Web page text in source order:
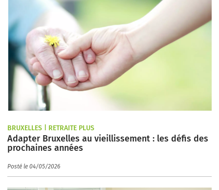
BRUXELLES | RETRAITE PLUS
Adapter Bruxelles au vieillissement : les défis des
prochaines années
Posté le 04/05/2026